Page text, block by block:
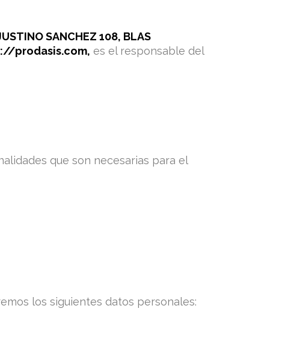
SANCHEZ 108, BLAS
prodasis.com, es el responsable del
que son necesarias para el
los siguientes datos personales: